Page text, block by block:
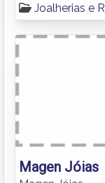
Joalherias e
Magen Jóias